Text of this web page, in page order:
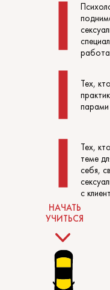
НАЧАТЬ
УЧИТЬСЯ
Тех,
Тех,
теме
себя,
с